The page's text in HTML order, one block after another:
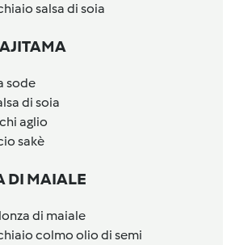
salsa di soia
sode
di soia
aglio
sakè
DI MAIALE
lonza di maiale
colmo olio di semi